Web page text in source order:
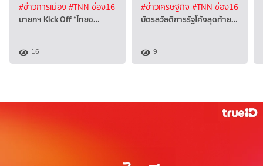
#ข่าวการเมือง#TNN ช่อง16
นายกฯ Kick Off “ไทยช…
16
#ข่าวเศรษฐกิจ #TNN ช่อง16
บัตรสวัสดิการรัฐโค้งสุดท้าย…
9